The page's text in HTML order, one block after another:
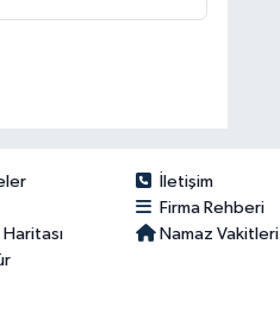
İletişim
Firma Rehberi
Namaz Vakitleri